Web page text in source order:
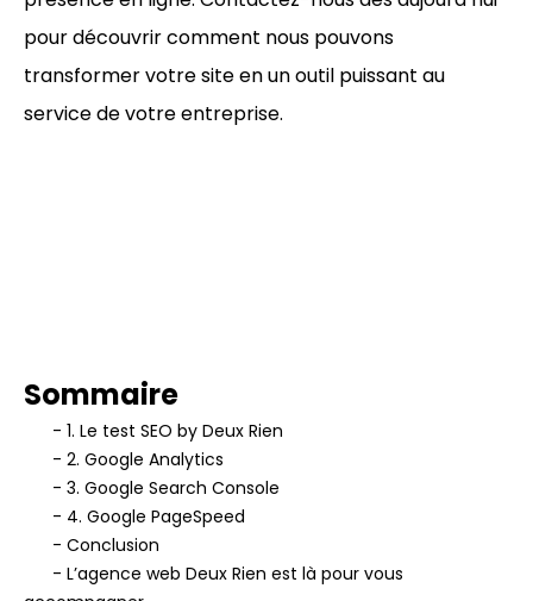
pour découvrir comment nous pouvons
transformer votre site en un outil puissant au
service de votre entreprise.
Sommaire
- 1. Le test SEO by Deux Rien
- 2. Google Analytics
- 3. Google Search Console
- 4. Google PageSpeed
- Conclusion
- L’agence web Deux Rien est là pour vous